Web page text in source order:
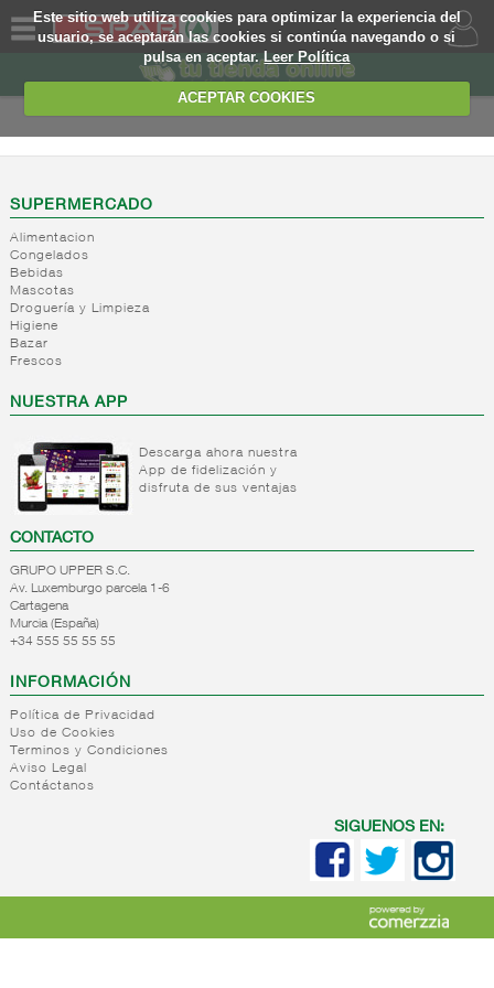
Este sitio web utiliza cookies para optimizar la experiencia del
usuario, se aceptarán las cookies si continúa navegando o si
pulsa en aceptar.Leer Política
ACEPTAR COOKIES
SOMOS
WEB
EJEMPLO
SUPERMERCADO
Alimentacion
Congelados
Bebidas
Mascotas
Droguería y Limpieza
Higiene
Bazar
Frescos
NUESTRA APP
Descarga ahora nuestra
App de fidelización y
disfruta de sus ventajas
CONTACTO
GRUPO UPPER S.C.
Av. Luxemburgo parcela 1-6
Cartagena
Murcia (España)
+34 555 55 55 55
INFORMACIÓN
Política de Privacidad
Uso de Cookies
Terminos y Condiciones
Aviso Legal
Contáctanos
SIGUENOS EN: